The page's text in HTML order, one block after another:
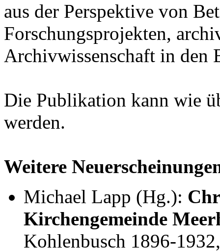
aus der Perspektive von
Forschungsprojekten,
Archivwissenschaft in den
Die Publikation kann wie
werden.
Weitere
Michael Lapp (Hg.):
Kirchengemeinde
Kohlenbusch 1896-